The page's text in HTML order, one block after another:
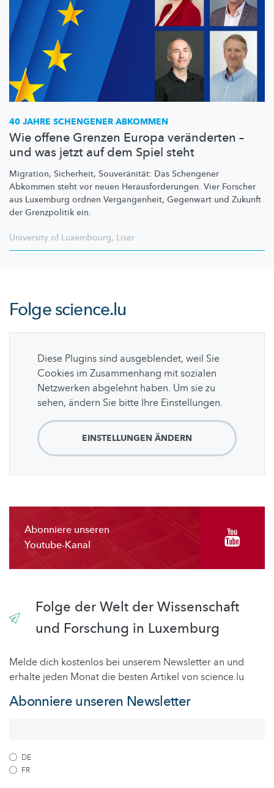
40 JAHRE SCHENGENER ABKOMMEN
Wie offene Grenzen Europa veränderten –
und was jetzt auf dem Spiel steht
Migration, Sicherheit, Souveränität: Das Schengener
Abkommen steht vor neuen Herausforderungen. Vier Forscher
aus Luxemburg ordnen Vergangenheit, Gegenwart und Zukunft
der Grenzpolitik ein.
University of Luxembourg, Liser
Folgescience.lu
Diese Plugins sind ausgeblendet, weil Sie
Cookies im Zusammenhang mit sozialen
Netzwerken abgelehnt haben. Um sie zu
sehen, ändern Sie bitte Ihre Einstellungen.
EINSTELLUNGEN ÄNDERN
Abonniere unseren
Youtube-Kanal
Folge der Welt der Wissenschaft
und Forschung in Luxemburg
Melde dich kostenlos bei unserem Newsletter an und
erhalte jeden Monat die besten Artikel von science.lu
Abonniere unseren Newsletter
DE
FR